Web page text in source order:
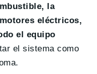
la
eléctricos,
el equipo
el sistema como